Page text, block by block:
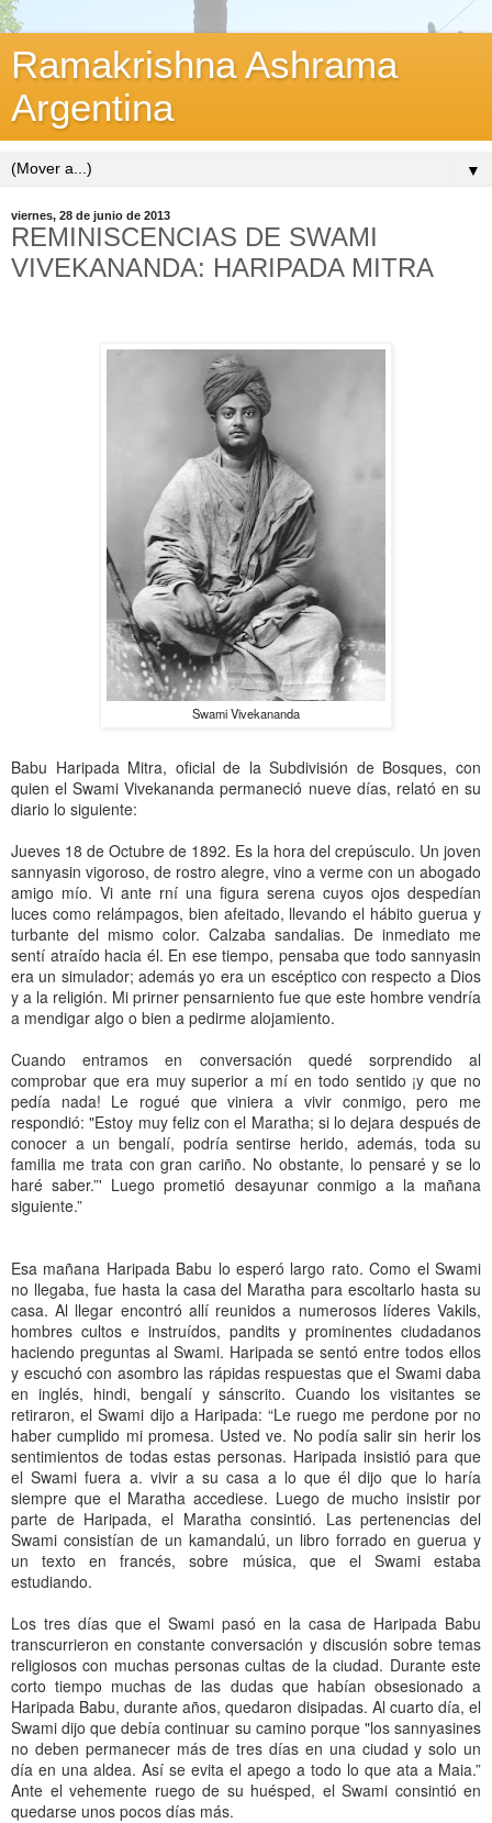
Ramakrishna Ashrama
Argentina
▼
viernes, 28 de junio de 2013
REMINISCENCIAS DE SWAMI
VIVEKANANDA: HARIPADA MITRA
Swami Vivekananda
Babu Haripada Mitra, oficial de la Subdivisión de Bosques, con
quien el Swami Vivekananda permaneció nueve días, relató en su
diario lo siguiente:
Jueves 18 de Octubre de 1892. Es la hora del crepúsculo. Un joven
sannyasin vigoroso, de rostro alegre, vino a verme con un abogado
amigo mío. Vi ante rní una figura serena cuyos ojos despedían
luces como relámpagos, bien afeitado, llevando el hábito guerua y
turbante del mismo color. Calzaba sandalias. De inmediato me
sentí atraído hacia él. En ese tiempo, pensaba que todo sannyasin
era un simulador; además yo era un escéptico con respecto a Dios
y a la religión. Mi prirner pensarniento fue que este hombre vendría
a mendigar algo o bien a pedirme alojamiento.
Cuando entramos en conversación quedé sorprendido al
comprobar que era muy superior a mí en todo sentido ¡y que no
pedía nada! Le rogué que viniera a vivir conmigo, pero me
respondió: "Estoy muy feliz con el Maratha; si lo dejara después de
conocer a un bengalí, podría sentirse herido, además, toda su
familia me trata con gran cariño. No obstante, lo pensaré y se lo
haré saber.”' Luego prometió desayunar conmigo a la mañana
siguiente.”
Esa mañana Haripada Babu lo esperó largo rato. Como el Swami
no llegaba, fue hasta la casa del Maratha para escoltarlo hasta su
casa. Al llegar encontró allí reunidos a numerosos líderes Vakils,
hombres cultos e instruídos, pandits y prominentes ciudadanos
haciendo preguntas al Swami. Haripada se sentó entre todos ellos
y escuchó con asombro las rápidas respuestas que el Swami daba
en inglés, hindi, bengalí y sánscrito. Cuando los visitantes se
retiraron, el Swami dijo a Haripada: “Le ruego me perdone por no
haber cumplido mi promesa. Usted ve. No podía salir sin herir los
sentimientos de todas estas personas. Haripada insistió para que
el Swami fuera a. vivir a su casa a lo que él dijo que lo haría
siempre que el Maratha accediese. Luego de mucho insistir por
parte de Haripada, el Maratha consintió. Las pertenencias del
Swami consistían de un kamandalú, un libro forrado en guerua y
un texto en francés, sobre música, que el Swami estaba
estudiando.
Los tres días que el Swami pasó en la casa de Haripada Babu
transcurrieron en constante conversación y discusión sobre temas
religiosos con muchas personas cultas de la ciudad. Durante este
corto tiempo muchas de las dudas que habían obsesionado a
Haripada Babu, durante años, quedaron disipadas. Al cuarto día, el
Swami dijo que debía continuar su camino porque "los sannyasines
no deben permanecer más de tres días en una ciudad y solo un
día en una aldea. Así se evita el apego a todo lo que ata a Maia.”
Ante el vehemente ruego de su huésped, el Swami consintió en
quedarse unos pocos días más.